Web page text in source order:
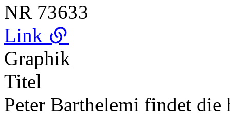
NR 73633
Link
Graphik
Titel
Peter Barthelemi findet die